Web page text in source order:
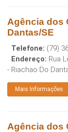
Agência dos
Dantas/SE
Telefone: (79)
Endereço: Rua
- Riachao Do
Mais Informações
Agência dos